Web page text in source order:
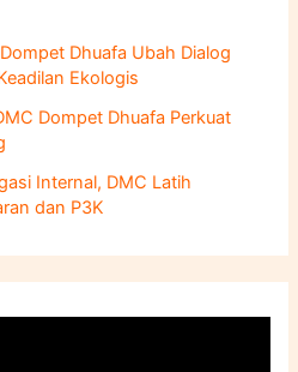
Dhuafa Ubah Dialog
Ekologis
Dompet Dhuafa Perkuat
Internal, DMC Latih
dan P3K